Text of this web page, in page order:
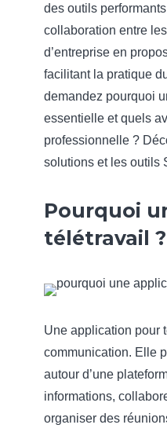
des outils
collaboration entre
d’entreprise en
facilitant la pratique
demandez pourquoi
essentielle et quels
professionnelle ?
solutions et les outils
Pourquoi
télétravail ?
Une application pour
communication. Elle
autour d’une
informations,
organiser des